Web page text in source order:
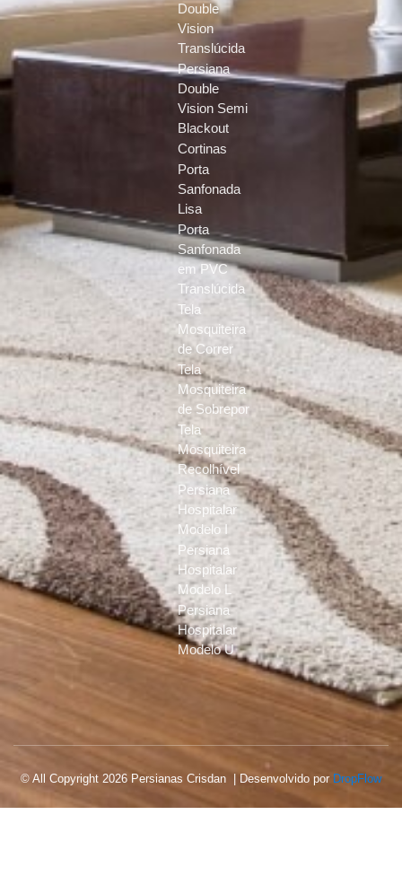
Double
Vision
Translúcida
Persiana
Double
Vision Semi
Blackout
Cortinas
Porta
Sanfonada
Lisa
Porta
Sanfonada
em PVC
Translúcida
Tela
Mosquiteira
de Correr
Tela
Mosquiteira
de Sobrepor
Tela
Mosquiteira
Recolhível
Persiana
Hospitalar
Modelo I
Persiana
Hospitalar
Modelo L
Persiana
Hospitalar
Modelo U
© All Copyright 2026 Persianas Crisdan | Desenvolvido por DropFlow